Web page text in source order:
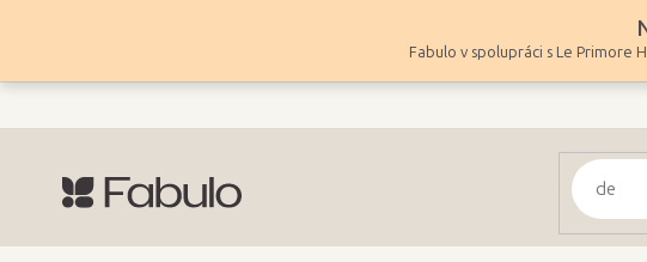
Fabulo v spolupráci s Le Primore